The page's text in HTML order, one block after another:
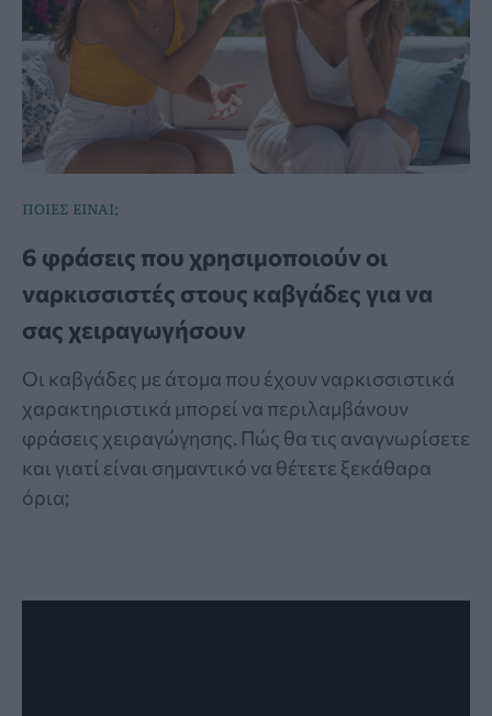
ΠΟΙΕΣ ΕΙΝΑΙ;
6 φράσεις που χρησιμοποιούν οι
ναρκισσιστές στους καβγάδες για να
σας χειραγωγήσουν
Οι καβγάδες με άτομα που έχουν ναρκισσιστικά
χαρακτηριστικά μπορεί να περιλαμβάνουν
φράσεις χειραγώγησης. Πώς θα τις αναγνωρίσετε
και γιατί είναι σημαντικό να θέτετε ξεκάθαρα
όρια;